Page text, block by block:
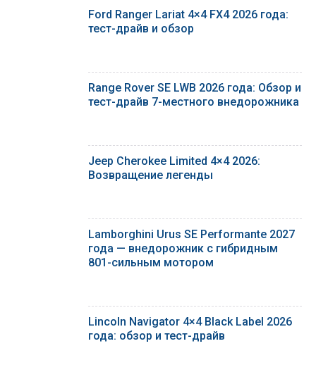
Ford Ranger Lariat 4×4 FX4 2026 года:
тест-драйв и обзор
Range Rover SE LWB 2026 года: Обзор и
тест-драйв 7-местного внедорожника
Jeep Cherokee Limited 4×4 2026:
Возвращение легенды
Lamborghini Urus SE Performante 2027
года — внедорожник с гибридным
801-сильным мотором
Lincoln Navigator 4×4 Black Label 2026
года: обзор и тест-драйв